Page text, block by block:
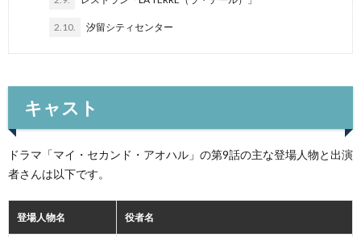
2.10. 汐留シティセンター
キャスト
ドラマ「マイ・セカンド・アオハル」の第9話の主な登場人物と出演
者さんは以下です。
登場人物名 役者名